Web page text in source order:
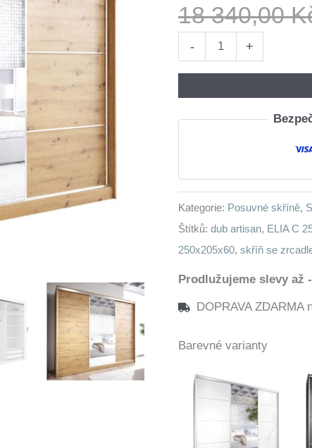
18 340,00
-
se
250
dub
artisan
množství
+
Kategorie: Posuvné skříně,
Štítků: dub artisan, ELIA C
250x205x60, skříň se
Prodlužujeme slevy až
DOPRAVA ZDARMA
Barevné varianty